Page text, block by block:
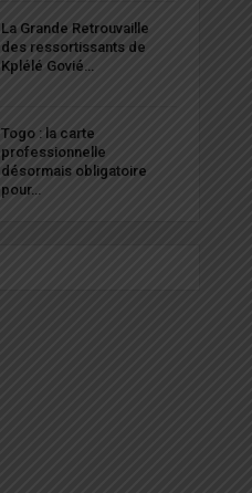
La Grande Retrouvaille
des ressortissants de
Kplélé Govié…
Togo : la carte
professionnelle
désormais obligatoire
pour…